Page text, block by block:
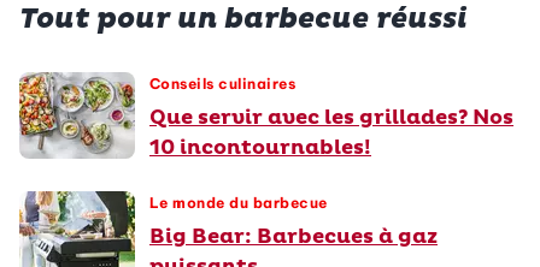
Tout pour un barbecue réussi
Conseils culinaires
Que servir avec les grillades? Nos
10 incontournables!
Le monde du barbecue
Big Bear: Barbecues à gaz